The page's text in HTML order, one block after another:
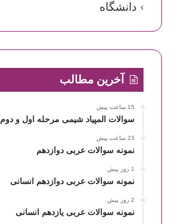
دانشگاه
آخرین مطالب
15 ساعت پیش
سوالات المپیاد شیمی مرحله اول و دوم
23 ساعت پیش
نمونه سوالات عربی دوازدهم
1 روز پیش
نمونه سوالات عربی دوازدهم انسانی
2 روز پیش
نمونه سوالات عربی یازدهم انسانی